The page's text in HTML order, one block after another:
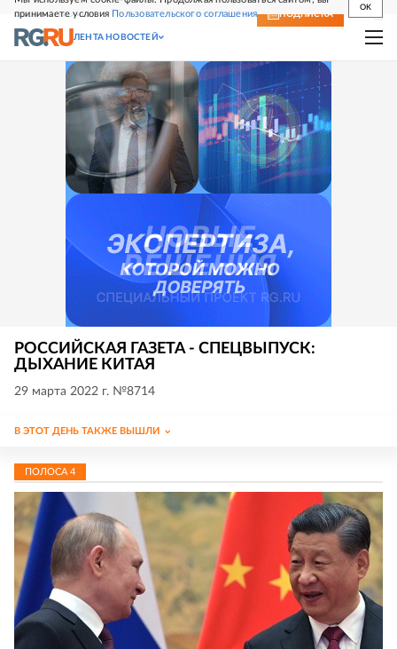
принимаете условия Пользовательского соглашения
OK
СВЕЖИЙ НОМЕР ПОДПИСКА
ЛЕНТА НОВОСТЕЙ
РОССИЙСКАЯ ГАЗЕТА - СПЕЦВЫПУСК:
ДЫХАНИЕ КИТАЯ
29 марта 2022 г. №8714
В ЭТОТ ДЕНЬ ТАКЖЕ ВЫШЛИ
ПОЛОСА 4